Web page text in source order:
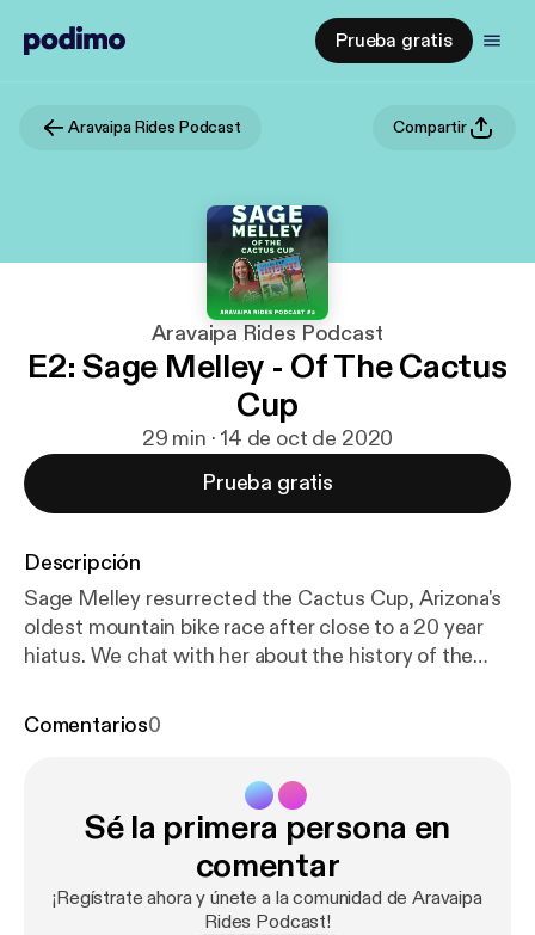
Prueba gratis
Aravaipa Rides Podcast Compartir
Aravaipa Rides Podcast
E2: Sage Melley - Of The Cactus
Cup
29 min · 14 de oct de 2020
Prueba gratis
Descripción
Sage Melley resurrected the Cactus Cup, Arizona's
oldest mountain bike race after close to a 20 year
hiatus. We chat with her about the history of the
event.
Comentarios0
Sé la primera persona en
comentar
¡Regístrate ahora y únete a la comunidad de Aravaipa
Rides Podcast!